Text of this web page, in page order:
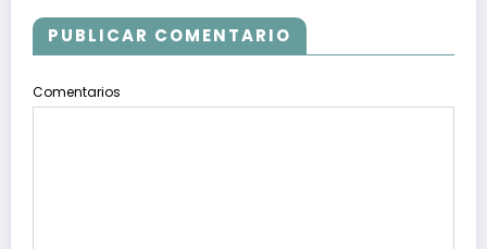
PUBLICAR COMENTARIO
Comentarios